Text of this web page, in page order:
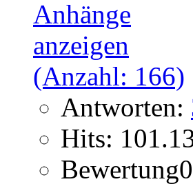
Antworten:
Hits: